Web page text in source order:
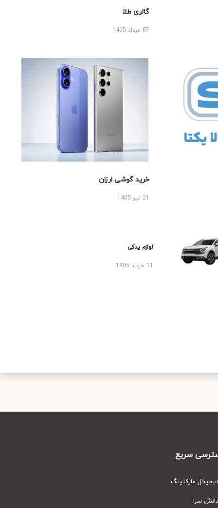
گالری طلا
07 مرداد 1405
خرید گوشی ارزان
لوازم یدکی
سریع
مارکتینگ
سرا